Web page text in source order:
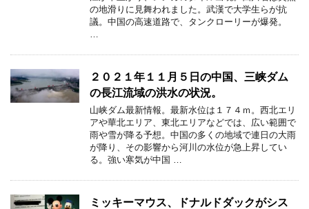
の地滑りに見舞われました。武漢で大学生らが抗
議。中国の高速道路で、タンクローリーが爆発。
２０２１年１１月５日の中国、三峡ダム
の長江流域の洪水の状況。
山峡ダム最新情報。最新水位は１７４ｍ。西北エリ
アや華北エリア、東北エリアなどでは、広い範囲で
雨や雪が降る予想。中国の多くの地域で連日の大雨
が降り、その影響から河川の水位が急上昇してい
る。強い寒気が中国 …
ミッキーマウス、ドナルドダックがシス